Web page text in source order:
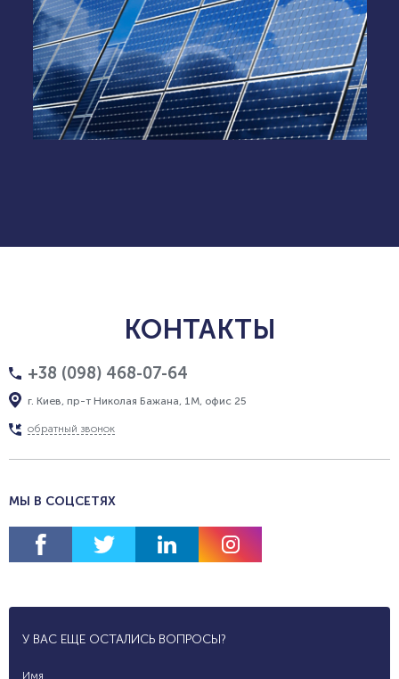
КОНТАКТЫ
+38 (098) 468-07-64
г. Киев, пр-т Николая Бажана, 1М, офис 25
обратный звонок
МЫ В СОЦСЕТЯХ
У ВАС ЕЩЕ ОСТАЛИСЬ ВОПРОСЫ?
Имя